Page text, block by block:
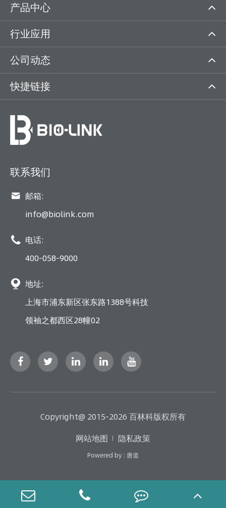
产品中心
行业应用
公司动态
快捷链接
联系我们
 邮箱:
info@biolink.com
 电话:
400-058-9000
 地址:
上海市浦东新区张东路1388号科技
领袖之都西区28幢02
Copyright@ 2015-2026 百林科版权所有
网站地图
隐私政策
Powered by : 唐道